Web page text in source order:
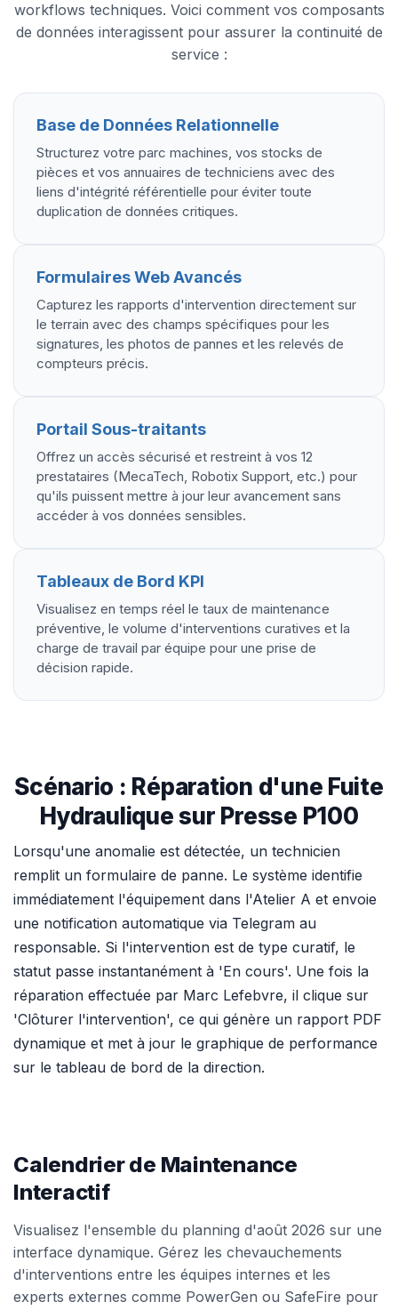
workflows techniques. Voici comment vos composants
de données interagissent pour assurer la continuité de
service :
Base de Données Relationnelle
Structurez votre parc machines, vos stocks de
pièces et vos annuaires de techniciens avec des
liens d'intégrité référentielle pour éviter toute
duplication de données critiques.
Formulaires Web Avancés
Capturez les rapports d'intervention directement sur
le terrain avec des champs spécifiques pour les
signatures, les photos de pannes et les relevés de
compteurs précis.
Portail Sous-traitants
Offrez un accès sécurisé et restreint à vos 12
prestataires (MecaTech, Robotix Support, etc.) pour
qu'ils puissent mettre à jour leur avancement sans
accéder à vos données sensibles.
Tableaux de Bord KPI
Visualisez en temps réel le taux de maintenance
préventive, le volume d'interventions curatives et la
charge de travail par équipe pour une prise de
décision rapide.
Scénario : Réparation d'une Fuite
Hydraulique sur Presse P100
Lorsqu'une anomalie est détectée, un technicien
remplit un formulaire de panne. Le système identifie
immédiatement l'équipement dans l'Atelier A et envoie
une notification automatique via Telegram au
responsable. Si l'intervention est de type curatif, le
statut passe instantanément à 'En cours'. Une fois la
réparation effectuée par Marc Lefebvre, il clique sur
'Clôturer l'intervention', ce qui génère un rapport PDF
dynamique et met à jour le graphique de performance
sur le tableau de bord de la direction.
Calendrier de Maintenance
Interactif
Visualisez l'ensemble du planning d'août 2026 sur une
interface dynamique. Gérez les chevauchements
d'interventions entre les équipes internes et les
experts externes comme PowerGen ou SafeFire pour